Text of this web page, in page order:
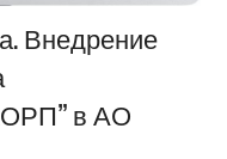
Внедрение
в АО